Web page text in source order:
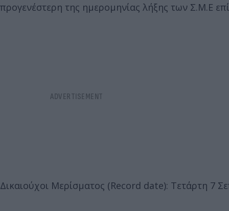
προγενέστερη της ημερομηνίας λήξης των Σ.Μ.Ε
Δικαιούχοι Μερίσματος (Record date): Τετάρτη 7